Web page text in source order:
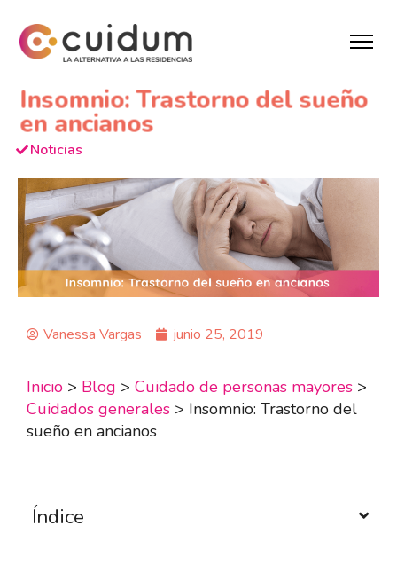
Insomnio: Trastorno del sueño
en ancianos
Noticias
Vanessa Vargas junio 25, 2019
Inicio > Blog > Cuidado de personas mayores >
Cuidados generales > Insomnio: Trastorno del
sueño en ancianos
Índice